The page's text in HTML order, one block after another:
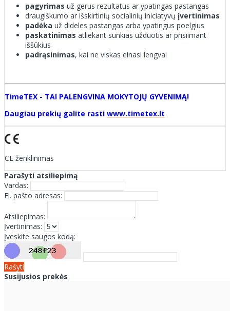
pagyrimas už gerus rezultatus ar ypatingas pastangas
draugiškumo ar išskirtinių socialinių iniciatyvų įvertinimas
padėka už dideles pastangas arba ypatingus poelgius
paskatinimas atliekant sunkias užduotis ar prisiimant
iššūkius
padrąsinimas, kai ne viskas einasi lengvai
TimeTEX - TAI PALENGVINA MOKYTOJŲ GYVENIMĄ!
Daugiau prekių galite rasti www.timetex.lt
CE ženklinimas
Parašyti atsiliepimą
Vardas:
El. pašto adresas:
Atsiliepimas:
Įvertinimas:
Įveskite saugos kodą:
Rašyti
Susijusios prekės